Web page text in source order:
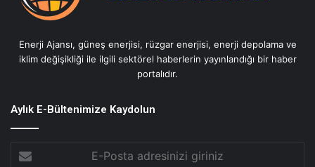
Enerji Ajansı, güneş enerjisi, rüzgar enerjisi, enerji depolama ve
iklim değişikliği ile ilgili sektörel haberlerin yayınlandığı bir haber
portalıdır.
Aylık E-Bültenimize Kaydolun
Posta